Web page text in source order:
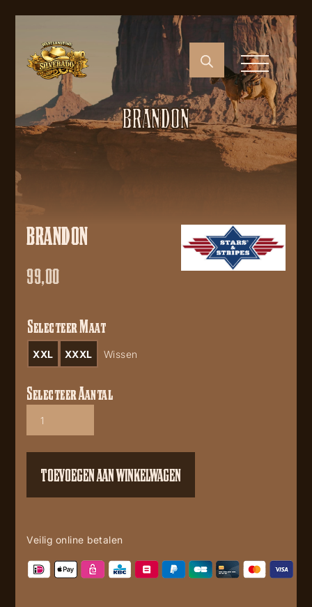
BRANDON
BRANDON
99,00
Selecteer Maat
XXL XXXL Wissen
Brandon
Selecteer Aantal
TOEVOEGEN AAN WINKELWAGEN
Veilig online betalen